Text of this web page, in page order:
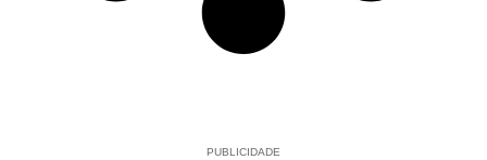
PUBLICIDADE